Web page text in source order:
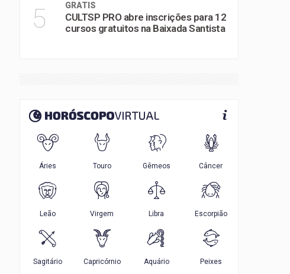
5 GRATIS
CULTSP PRO abre inscrições para 12
cursos gratuitos na Baixada Santista